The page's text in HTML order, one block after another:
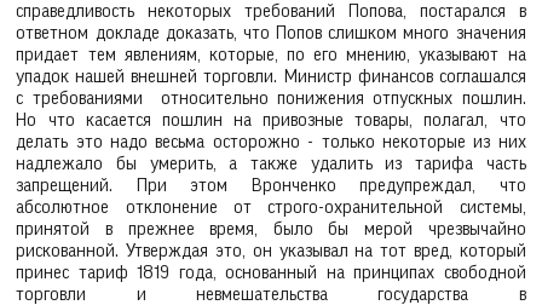
справедливость некоторых требований Попова, постарался в
ответном докладе доказать, что Попов слишком много значения
придает тем явлениям, которые, по его мнению, указывают на
упадок нашей внешней торговли. Министр финансов соглашался
с требованиями относительно понижения отпускных пошлин.
Но что касается пошлин на привозные товары, полагал, что
делать это надо весьма осторожно - только некоторые из них
надлежало бы умерить, а также удалить из тарифа часть
запрещений. При этом Вронченко предупреждал, что
абсолютное отклонение от строго-охранительной системы,
принятой в прежнее время, было бы мерой чрезвычайно
рискованной. Утверждая это, он указывал на тот вред, который
принес тариф 1819 года, основанный на принципах свободной
торговли и невмешательства государства в